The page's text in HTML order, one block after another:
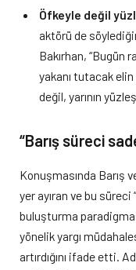
Öfkeyle değil
aktörü de
Bakırhan, “Bugün
yakanı tutacak
değil, yarının
“Barış süreci
Konuşmasında Barış
yer ayıran ve bu
buluşturma
yönelik yargı
artırdığını ifade etti.